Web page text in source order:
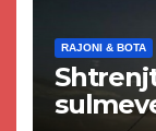
RAJONI & BOTA